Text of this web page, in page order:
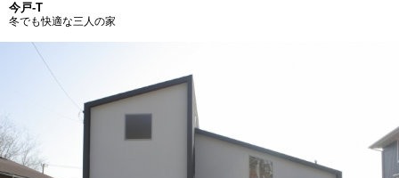
今戸-T
冬でも快適な三人の家